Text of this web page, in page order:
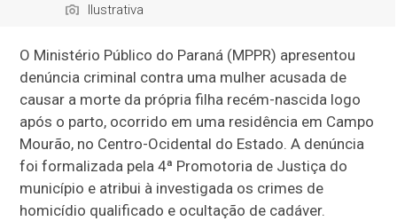
Ilustrativa
O Ministério Público do Paraná (MPPR) apresentou
denúncia criminal contra uma mulher acusada de
causar a morte da própria filha recém-nascida logo
após o parto, ocorrido em uma residência em Campo
Mourão, no Centro-Ocidental do Estado. A denúncia
foi formalizada pela 4ª Promotoria de Justiça do
município e atribui à investigada os crimes de
homicídio qualificado e ocultação de cadáver.